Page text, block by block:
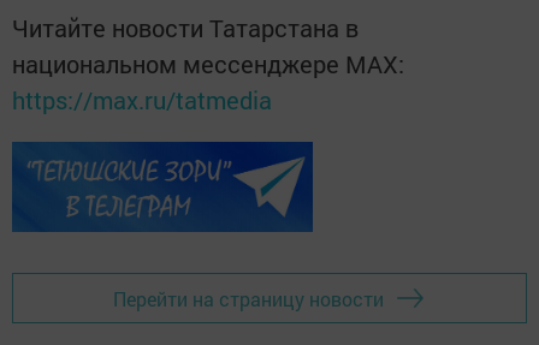
Читайте новости Татарстана в
национальном мессенджере MАХ:
https://max.ru/tatmedia
Перейти на страницу новости